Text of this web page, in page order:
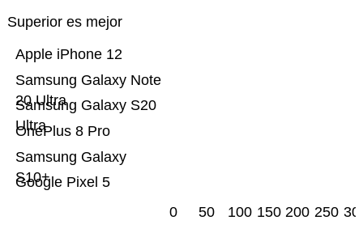
Superior es mejor
Google Pixel 5
Samsung Galaxy
S10+
OnePlus 8 Pro
Samsung Galaxy S20
Ultra
Samsung Galaxy Note
20 Ultra
Apple iPhone 12
0 50 100 150 200 250